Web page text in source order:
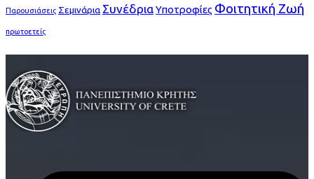
Παρουσιάσεις Σεμινάρια ΣυνέδριαΥποτροφίες Φοιτητική Ζωή
πρωτοετείς